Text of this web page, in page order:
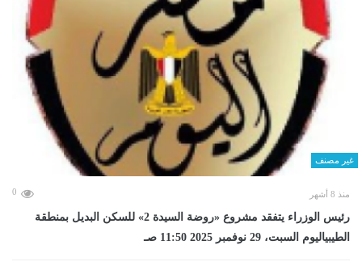
غير مصنف
منذ 8 أشهر 0
رئيس الوزراء يتفقد مشروع «روضة السيدة 2» للسكن البديل بمنطقة
الطيبياليوم السبت، 29 نوفمبر 2025 11:50 صـ